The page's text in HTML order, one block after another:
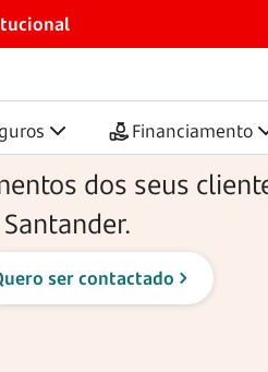
Financiamento
e cobranças
dos seus